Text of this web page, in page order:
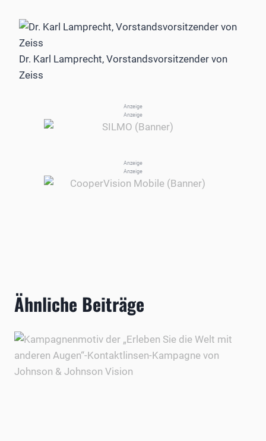
Dr. Karl Lamprecht, Vorstandsvorsitzender von
Zeiss
Anzeige
Anzeige
Anzeige
Anzeige
Ähnliche Beiträge